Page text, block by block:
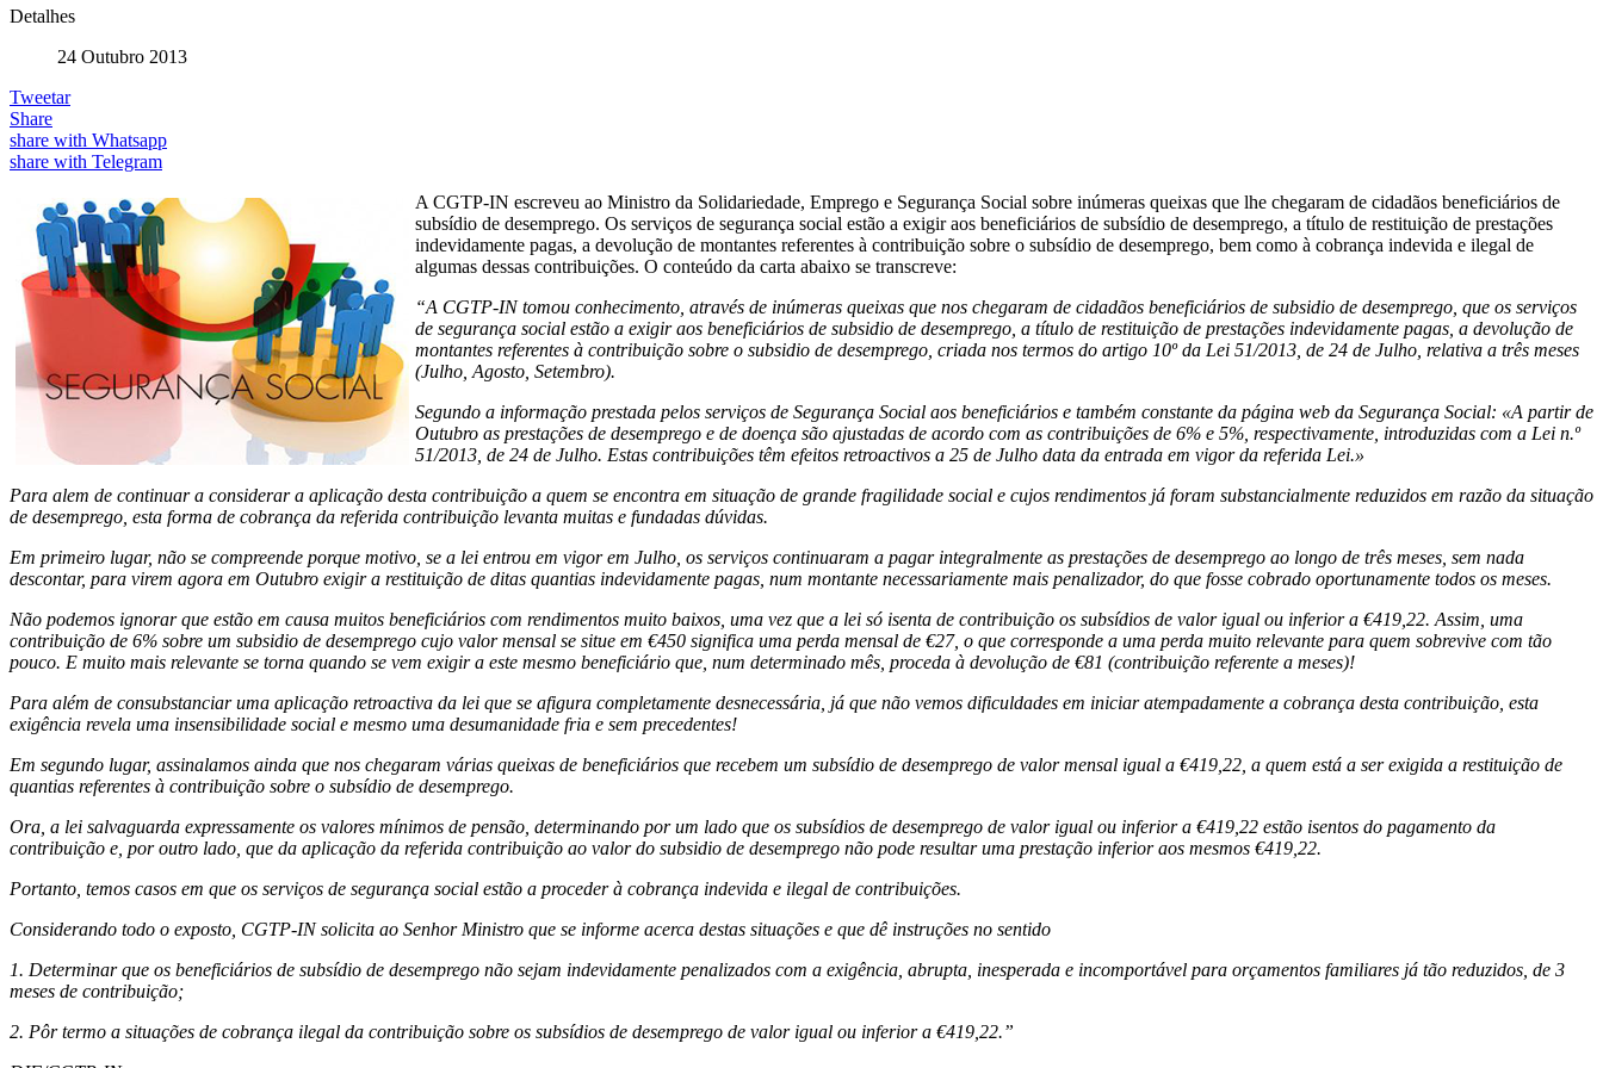
Detalhes
24 Outubro 2013
Tweetar
Share
share with Whatsapp
share with Telegram
A CGTP-IN escreveu ao Ministro da Solidariedade, Emprego e Segurança Social sobre inúmeras queixas que lhe chegaram de cidadãos beneficiários de
subsídio de desemprego. Os serviços de segurança social estão a exigir aos beneficiários de subsídio de desemprego, a título de restituição de prestações
indevidamente pagas, a devolução de montantes referentes à contribuição sobre o subsídio de desemprego, bem como à cobrança indevida e ilegal de
algumas dessas contribuições. O conteúdo da carta abaixo se transcreve:
“A CGTP-IN tomou conhecimento, através de inúmeras queixas que nos chegaram de cidadãos beneficiários de subsidio de desemprego, que os serviços
de segurança social estão a exigir aos beneficiários de subsidio de desemprego, a título de restituição de prestações indevidamente pagas, a devolução de
montantes referentes à contribuição sobre o subsidio de desemprego, criada nos termos do artigo 10º da Lei 51/2013, de 24 de Julho, relativa a três meses
(Julho, Agosto, Setembro).
Segundo a informação prestada pelos serviços de Segurança Social aos beneficiários e também constante da página web da Segurança Social: «A partir de
Outubro as prestações de desemprego e de doença são ajustadas de acordo com as contribuições de 6% e 5%, respectivamente, introduzidas com a Lei n.º
51/2013, de 24 de Julho. Estas contribuições têm efeitos retroactivos a 25 de Julho data da entrada em vigor da referida Lei.»
Para alem de continuar a considerar a aplicação desta contribuição a quem se encontra em situação de grande fragilidade social e cujos rendimentos já foram substancialmente reduzidos em razão da situação
de desemprego, esta forma de cobrança da referida contribuição levanta muitas e fundadas dúvidas.
Em primeiro lugar, não se compreende porque motivo, se a lei entrou em vigor em Julho, os serviços continuaram a pagar integralmente as prestações de desemprego ao longo de três meses, sem nada
descontar, para virem agora em Outubro exigir a restituição de ditas quantias indevidamente pagas, num montante necessariamente mais penalizador, do que fosse cobrado oportunamente todos os meses.
Não podemos ignorar que estão em causa muitos beneficiários com rendimentos muito baixos, uma vez que a lei só isenta de contribuição os subsídios de valor igual ou inferior a €419,22. Assim, uma
contribuição de 6% sobre um subsidio de desemprego cujo valor mensal se situe em €450 significa uma perda mensal de €27, o que corresponde a uma perda muito relevante para quem sobrevive com tão
pouco. E muito mais relevante se torna quando se vem exigir a este mesmo beneficiário que, num determinado mês, proceda à devolução de €81 (contribuição referente a meses)!
Para além de consubstanciar uma aplicação retroactiva da lei que se afigura completamente desnecessária, já que não vemos dificuldades em iniciar atempadamente a cobrança desta contribuição, esta
exigência revela uma insensibilidade social e mesmo uma desumanidade fria e sem precedentes!
Em segundo lugar, assinalamos ainda que nos chegaram várias queixas de beneficiários que recebem um subsídio de desemprego de valor mensal igual a €419,22, a quem está a ser exigida a restituição de
quantias referentes à contribuição sobre o subsídio de desemprego.
Ora, a lei salvaguarda expressamente os valores mínimos de pensão, determinando por um lado que os subsídios de desemprego de valor igual ou inferior a €419,22 estão isentos do pagamento da
contribuição e, por outro lado, que da aplicação da referida contribuição ao valor do subsidio de desemprego não pode resultar uma prestação inferior aos mesmos €419,22.
Portanto, temos casos em que os serviços de segurança social estão a proceder à cobrança indevida e ilegal de contribuições.
Considerando todo o exposto, CGTP-IN solicita ao Senhor Ministro que se informe acerca destas situações e que dê instruções no sentido
1. Determinar que os beneficiários de subsídio de desemprego não sejam indevidamente penalizados com a exigência, abrupta, inesperada e incomportável para orçamentos familiares já tão reduzidos, de 3
meses de contribuição;
2. Pôr termo a situações de cobrança ilegal da contribuição sobre os subsídios de desemprego de valor igual ou inferior a €419,22.”